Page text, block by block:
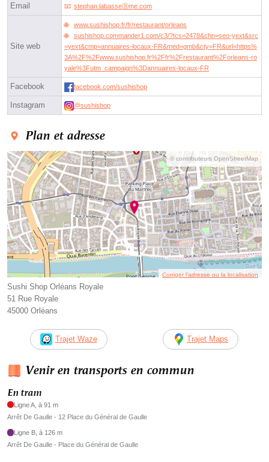
Email stephan.labasseⓐme.com
Site web
www.sushishop.fr/fr/restaurant/orleans
sushishop.commander1.com/c3/?tcs=2478&chn=seo-yext&src
=yext&cmp=annuaires-locaux-FR&med=gmb&cty=FR&url=https%
3A%2F%2Fwww.sushishop.fr%2Ffr%2Frestaurant%2Forleans-ro
yale%3Futm_campaign%3Dannuaires-locaux-FR
Facebook facebook.com/sushishop
Instagram @sushishop
Plan et adresse
© contributeurs OpenStreetMap
Corriger l’adresse ou la localisation
Sushi Shop Orléans Royale
51 Rue Royale
45000 Orléans
Trajet Waze Trajet Maps
Venir en transports en commun
En tram
Ligne A, à 91 m
Arrêt De Gaulle - 12 Place du Général de Gaulle
Ligne B, à 126 m
Arrêt De Gaulle - Place du Général de Gaulle